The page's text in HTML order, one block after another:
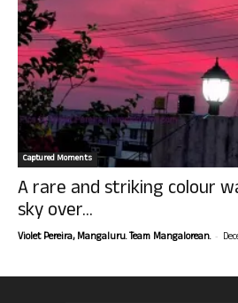
Captured Moments
A rare and striking colour
sky over...
Violet Pereira, Mangaluru. Team Mangalorean. -